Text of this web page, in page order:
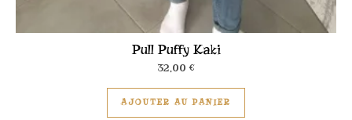
Pull Puffy Kaki
32,00 €
AJOUTER AU PANIER